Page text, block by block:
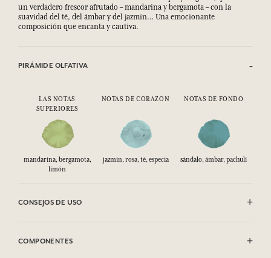
un verdadero frescor afrutado – mandarina y bergamota – con la
suavidad del té, del ámbar y del jazmín… Una emocionante
composición que encanta y cautiva.
PIRÁMIDE OLFATIVA
LAS NOTAS
SUPERIORES
NOTAS DE CORAZON NOTAS DE FONDO
mandarina, bergamota,
limón
jazmín, rosa, té, especia sándalo, ámbar, pachulí
CONSEJOS DE USO
COMPONENTES